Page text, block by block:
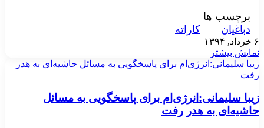
برچسب ها
دباغیان
کاراته
۶ خرداد, ۱۳۹۴
نمایش بیشتر
زیبا سلیمانی:انرژی‌ام برای پاسخگویی به مسائل حاشیه‌ای به هدر
رفت
زیبا سلیمانی:انرژی‌ام برای پاسخگویی به مسائل
حاشیه‌ای به هدر رفت